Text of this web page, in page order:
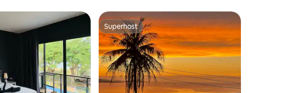
Superhost
Superhost